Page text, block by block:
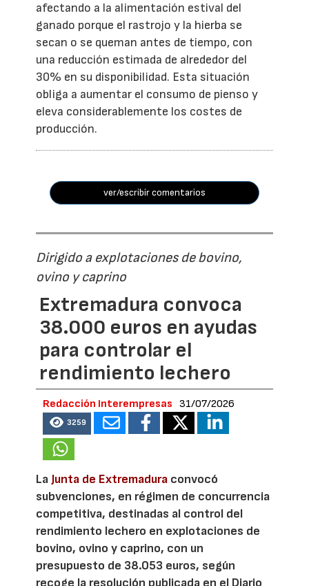
afectando a la alimentación estival del
ganado porque el rastrojo y la hierba se
secan o se queman antes de tiempo, con
una reducción estimada de alrededor del
30% en su disponibilidad. Esta situación
obliga a aumentar el consumo de pienso y
eleva considerablemente los costes de
producción.
ver/escribir comentarios
Dirigido a explotaciones de bovino,
ovino y caprino
Extremadura convoca
38.000 euros en ayudas
para controlar el
rendimiento lechero
Redacción Interempresas 31/07/2026
3259
La Junta de Extremadura convocó
subvenciones, en régimen de concurrencia
competitiva, destinadas al control del
rendimiento lechero en explotaciones de
bovino, ovino y caprino, con un
presupuesto de 38.053 euros, según
recoge la resolución publicada en el Diario